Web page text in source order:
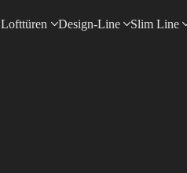
Lofttüren Design-Line Slim Line